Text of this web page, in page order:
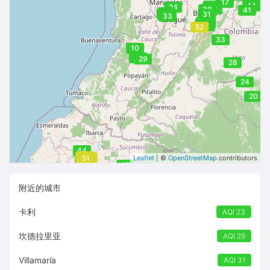
52
31
46
17
53
28
10
38
20
24 21
44
44
33
23
30
31 24 41
29
33
30
22
45
42
30
24
24
29
31
22
51
23
30
31
39
31
38
31
30
37
51
52
45
51
51 Leaflet | © OpenStreetMap contributors
附近的城市
卡利 AQI 23
坎德拉里亚 AQI 29
Villamaría AQI 31